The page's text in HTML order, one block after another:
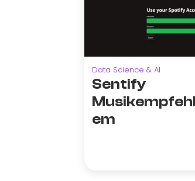
Data Science & AI
Sentify
em